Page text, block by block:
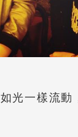
光一樣流動